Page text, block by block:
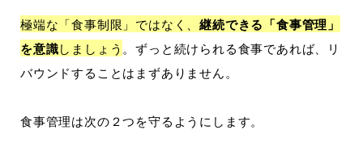
極端な「食事制限」ではなく、継続できる「食事管理」
を意識しましょう 。ずっと続けられる食事であれば、リ
バウンドすることはまずありません。
食事管理は次の２つを守るようにします。